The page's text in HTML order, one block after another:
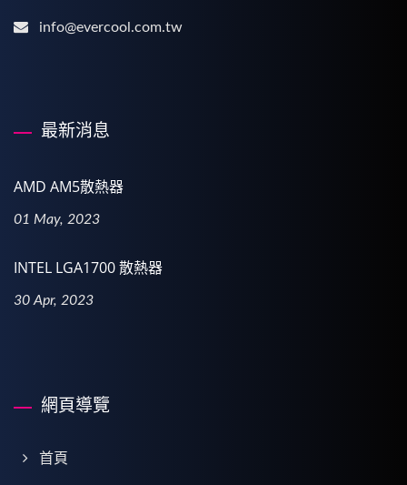
info@evercool.com.tw
最新消息
AMD AM5散熱器
01 May, 2023
INTEL LGA1700 散熱器
30 Apr, 2023
網頁導覽
首頁